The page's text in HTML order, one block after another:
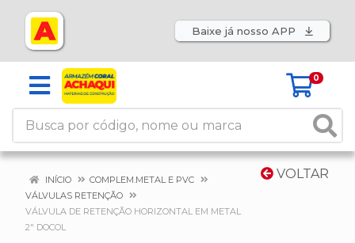
Baixe já nosso APP
0
VOLTAR
INÍCIO
COMPLEM.METAL E PVC
VÁLVULAS RETENÇÃO
VÁLVULA DE RETENÇÃO HORIZONTAL EM METAL
2" DOCOL